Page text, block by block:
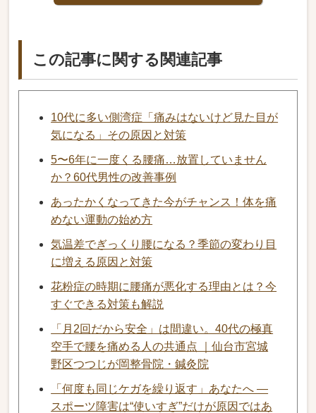
この記事に関する関連記事
10代に多い側湾症「痛みはないけど見た目が
気になる」その原因と対策
5〜6年に一度くる腰痛…放置していません
か？60代男性の改善事例
あったかくなってきた今がチャンス！体を痛
めない運動の始め方
気温差でぎっくり腰になる？季節の変わり目
に増える原因と対策
花粉症の時期に腰痛が悪化する理由とは？今
すぐできる対策も解説
「月2回だから安全」は間違い。40代の極真
空手で腰を痛める人の共通点 ｜仙台市宮城
野区つつじが岡整骨院・鍼灸院
「何度も同じケガを繰り返す」あなたへ ―
スポーツ障害は“使いすぎ”だけが原因ではあ